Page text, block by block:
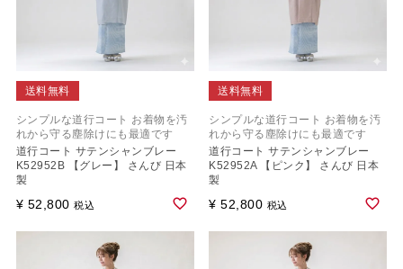
送料無料
シンプルな道行コート お着物を汚
れから守る塵除けにも最適です
道行コート サテンシャンブレー
K52952B 【グレー】 さんび 日本
製
¥ 52,800 税込
送料無料
シンプルな道行コート お着物を汚
れから守る塵除けにも最適です
道行コート サテンシャンブレー
K52952A 【ピンク】 さんび 日本
製
¥ 52,800 税込